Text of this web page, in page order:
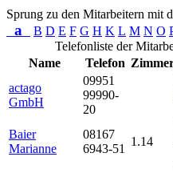
Sprung zu den Mitarbeitern mit
a B D E F G H K L M N O
Telefonliste der
Name
Telefon
actago
GmbH
09951
99990-
20
Baier
Marianne
08167
6943-51
1.14